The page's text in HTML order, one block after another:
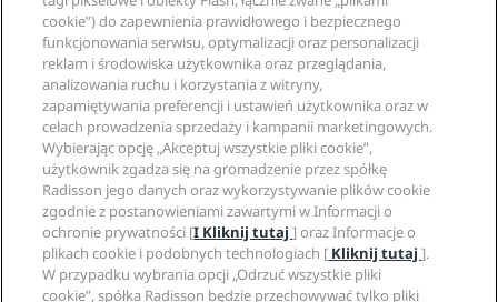
Cele podróży
Nowe i zapowiadane hotele
Aplikacja Radisson Hotels
Hotele z certyfikatem Sports Approved
Hotele przyjazne dla rodzin
Zdrowie i bezpieczeństwo
Partnerzy
Agencje turystyczne
Witryna korporacyjna
Radisson Hotel Group
Media
Kariery w RHG
Kariery w PPHE
Kariera EHL
The Club by RHG
Współpraca
Odpowiedzialny biznes
Zaopatrzenie
Informacje prawne
Centrum prywatności
Informacje prawne
Regulamin Radisson Rewards
Umowa dotycząca korzystania z witryny
Dostępność cyfrowa
Oświadczenie dotyczące współczesnego niewolnictwa
Pomoc
Ostrzeżenia dla klientów
Kontakt
Najczęściej zadawane pytania
Mapa witryny
Media społecznościowe
Marki Radisson Hotels
cookie”) do zapewnienia prawidłowego i bezpiecznego
funkcjonowania serwisu, optymalizacji oraz personalizacji
reklam i środowiska użytkownika oraz przeglądania,
analizowania ruchu i korzystania z witryny,
zapamiętywania preferencji i ustawień użytkownika oraz w
celach prowadzenia sprzedaży i kampanii marketingowych.
Wybierając opcję „Akceptuj wszystkie pliki cookie”,
użytkownik zgadza się na gromadzenie przez spółkę
Radisson jego danych oraz wykorzystywanie plików cookie
zgodnie z postanowieniami zawartymi w Informacji o
ochronie prywatności [I Kliknij tutaj] oraz Informacje o
plikach cookie i podobnych technologiach [ Kliknij tutaj].
W przypadku wybrania opcji „Odrzuć wszystkie pliki
cookie”, spółka Radisson będzie przechowywać tylko pliki